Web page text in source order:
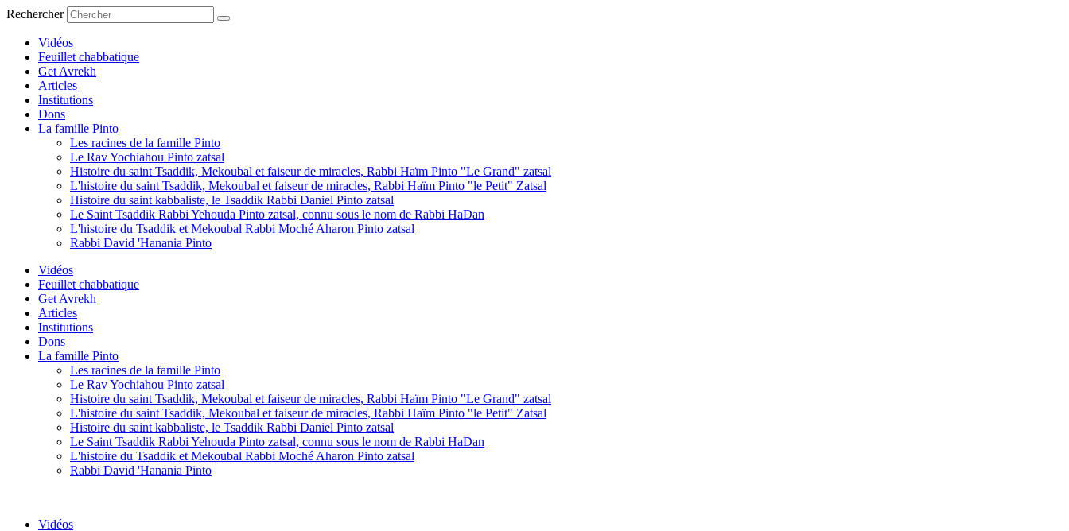
Aller
contenu
Rechercher
Vidéos
Feuillet chabbatique
Get Avrekh
Articles
Institutions
Dons
La famille Pinto
Les racines de la famille Pinto
Le Rav Yochiahou Pinto zatsal
Histoire du saint Tsaddik, Mekoubal et faiseur de miracles, Rabbi Haïm Pinto "Le Grand" zatsal
L'histoire du saint Tsaddik, Mekoubal et faiseur de miracles, Rabbi Haïm Pinto "le Petit" Zatsal
Histoire du saint kabbaliste, le Tsaddik Rabbi Daniel Pinto zatsal
Le Saint Tsaddik Rabbi Yehouda Pinto zatsal, connu sous le nom de Rabbi HaDan
L'histoire du Tsaddik et Mekoubal Rabbi Moché Aharon Pinto zatsal
Rabbi David 'Hanania Pinto
Vidéos
Feuillet chabbatique
Get Avrekh
Articles
Institutions
Dons
La famille Pinto
Les racines de la famille Pinto
Le Rav Yochiahou Pinto zatsal
Histoire du saint Tsaddik, Mekoubal et faiseur de miracles, Rabbi Haïm Pinto "Le Grand" zatsal
L'histoire du saint Tsaddik, Mekoubal et faiseur de miracles, Rabbi Haïm Pinto "le Petit" Zatsal
Histoire du saint kabbaliste, le Tsaddik Rabbi Daniel Pinto zatsal
Le Saint Tsaddik Rabbi Yehouda Pinto zatsal, connu sous le nom de Rabbi HaDan
L'histoire du Tsaddik et Mekoubal Rabbi Moché Aharon Pinto zatsal
Rabbi David 'Hanania Pinto
Vidéos